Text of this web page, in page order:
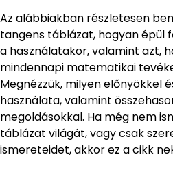
Az alábbiakban részletesen
tangens táblázat, hogyan épül
a használatakor, valamint azt,
mindennapi matematikai
Megnézzük, milyen előnyökkel
használata, valamint
megoldásokkal. Ha még nem
táblázat világát, vagy csak
ismereteidet, akkor ez a cikk